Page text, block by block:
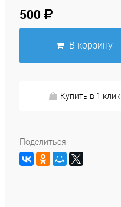
500
В корзину
Купить в 1 клик
Поделиться